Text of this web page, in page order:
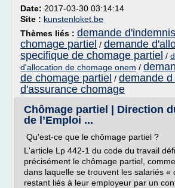
Date: 2017-03-30 03:14:14
Site : kunstenloket.be
Thèmes liés : demande
chomage partiel / demande
specifique de chomage partiel /
d'allocation de chomage onem /
de chomage partiel / demande
d'assurance chomage
Chômage partiel | Direction
de l’Emploi ...
Qu'est-ce que le chômage partiel ?
L'article Lp 442-1 du code du travail
précisément le chômage partiel,
dans laquelle se trouvent les salariés «
restant liés à leur employeur par un